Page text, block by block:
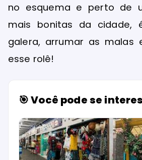
no esquema e perto de
mais bonitas da cidade,
galera, arrumar as malas
esse rolê!
🎯 Você pode se